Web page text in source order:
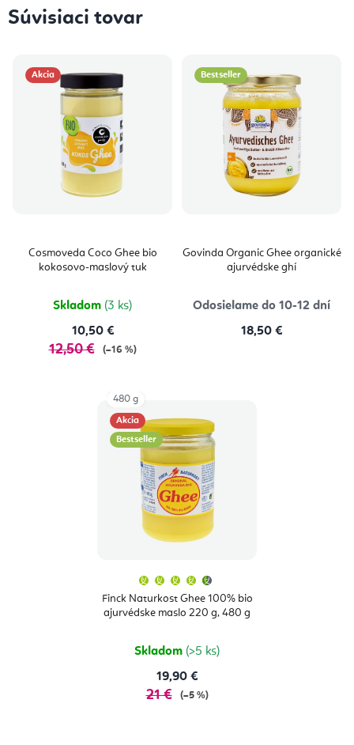
Súvisiaci tovar
Akcia
Cosmoveda Coco Ghee bio
kokosovo-maslový tuk
Skladom (3 ks)
10,50 €
12,50 € (–16 %)
Bestseller
Govinda Organic Ghee organické
ajurvédske ghí
Odosielame do 10-12 dní
18,50 €
Akcia
Bestseller
Finck Naturkost Ghee 100% bio
ajurvédske maslo 220 g, 480 g
produktu
je
4,7
hviezdičiek.
Skladom (>5 ks)
19,90 €
21 € (–5 %)
480 g